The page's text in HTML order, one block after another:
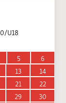
U18
5
6
13
14
21
22
29
30